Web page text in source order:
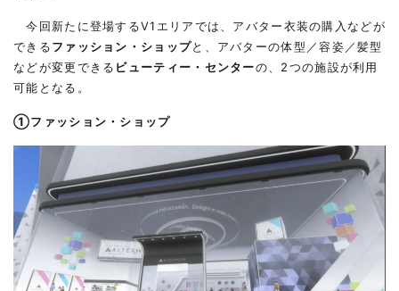
今回新たに登場するV1エリアでは、アバター衣装の購入などが
できるファッション・ショップと、アバターの体型／容姿／髪型
などが変更できる ビューティー・センターの、2つの施設が利用
可能となる。
①ファッション・ショップ